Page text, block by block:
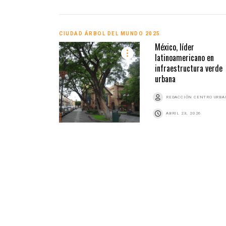
CIUDAD ÁRBOL DEL MUNDO 2025
México, líder
latinoamericano en
infraestructura verde
urbana
REDACCIÓN CENTRO
ABRIL 23, 2026